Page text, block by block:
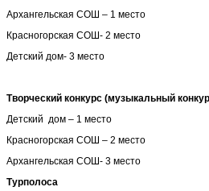
Архангельская СОШ – 1 место
Красногорская СОШ- 2 место
Детский дом- 3 место
Творческий конкурс (музыкальный
Детский дом – 1 место
Красногорская СОШ – 2 место
Архангельская СОШ- 3 место
Турполоса